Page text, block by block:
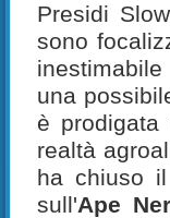
Presidi
sono
una
è
realtà
ha chiuso
sull'Ape